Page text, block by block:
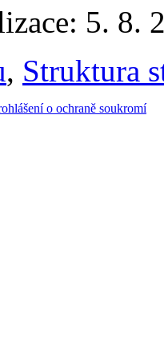
5. 8.
, Struktura
o ochraně soukromí